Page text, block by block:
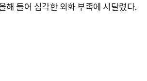
해 들어 심각한 외화 부족에 시달렸다.